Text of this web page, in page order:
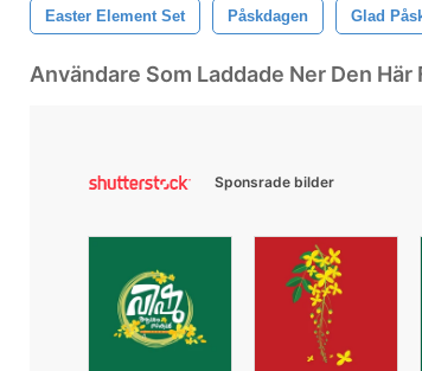
Easter Element Set Påskdagen Glad
Användare Som Laddade Ner Den
Sponsrade bilder